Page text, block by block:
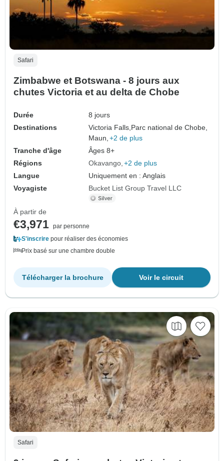
Safari
Zimbabwe et Botswana - 8 jours aux
chutes Victoria et au delta de Chobe
Durée
8 jours
Destinations
Victoria Falls,Parc national de Chobe,
Maun, +2 de plus
Tranche d'âge
Âges 8+
Régions
Okavango +2 de plus
Langue
Uniquement en : Anglais
Voyagiste
Bucket List Group Travel LLC
À partir de
€3,971 par personne
S'inscrire pour réaliser des économies
Prix basé sur une chambre double
Voir le circuit
Télécharger la brochure
Safari